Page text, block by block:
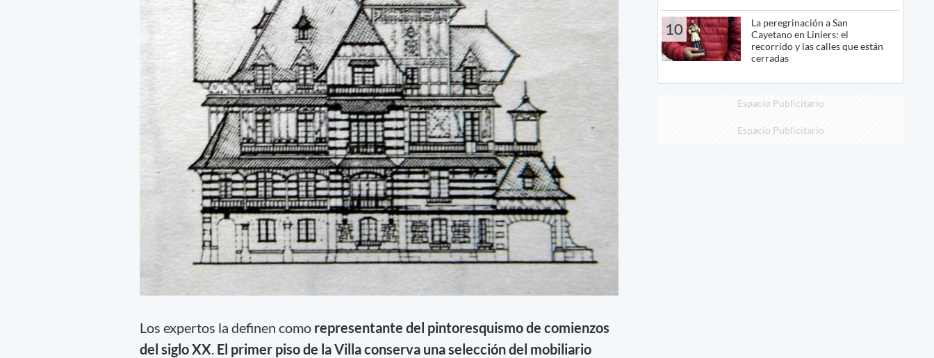
Los expertos la definen como representante del pintoresquismo de comienzos
del siglo XX. El primer piso de la Villa conserva una selección del mobiliario
10
La peregrinación a San
Cayetano en Liniers: el
recorrido y las calles que están
cerradas
Espacio Publicitario
Espacio Publicitario